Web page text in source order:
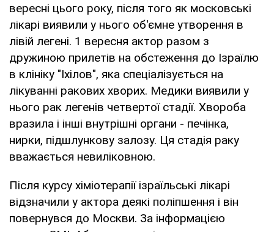
вересні цього року, після того як московські
лікарі виявили у нього об'ємне утворення в
лівій легені. 1 вересня актор разом з
дружиною прилетів на обстеження до Ізраїлю
в клініку "Іхілов", яка спеціалізується на
лікуванні ракових хворих. Медики виявили у
нього рак легенів четвертої стадії. Хвороба
вразила і інші внутрішні органи - печінка,
нирки, підшлункову залозу. Ця стадія раку
вважається невиліковною.
Після курсу хіміотерапії ізраїльські лікарі
відзначили у актора деякі поліпшення і він
повернувся до Москви. За інформацією